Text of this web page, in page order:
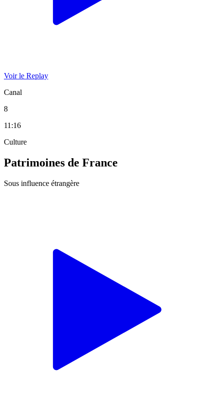
Voir le Replay
Canal
8
11:16
Culture
Patrimoines de France
Sous influence étrangère